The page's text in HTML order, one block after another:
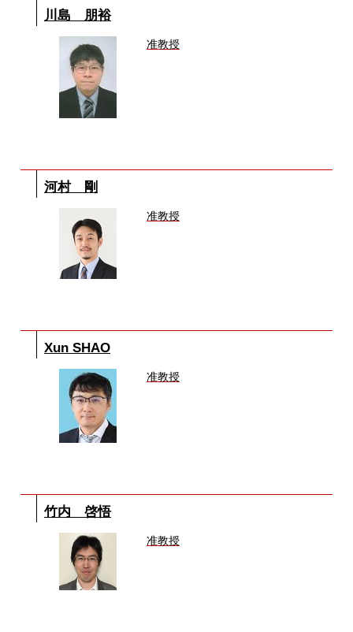
川島 朋裕
准教授
河村 剛
准教授
Xun SHAO
准教授
竹内 啓悟
准教授